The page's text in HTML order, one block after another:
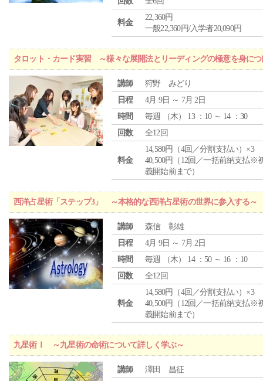
料金
22,360円
一般22,360円/入学者20,090円
タロット・カード実習 ～様々な展開法とリーディングの極意を身につ
講師
狩野 みどり
日程
4月 9日 ～ 7月 2日
時間
毎週 （木） 13 ：10 ～ 14 ：30
回数
全12回
料金
14,580円（4回／分割支払い）×3
40,500円（12回／一括前納支払※
義開始前まで）
西洋占星術「ステップ3」 ～本格的な西洋占星術の世界に参入する～
講師
森信 彰雄
日程
4月 9日 ～ 7月 2日
時間
毎週 （木） 14 ：50 ～ 16 ：10
回数
全12回
料金
14,580円（4回／分割支払い）×3
40,500円（12回／一括前納支払※
義開始前まで）
九星術Ⅰ ～九星術の命術について詳しく学ぶ～
講師
澤田 昌征